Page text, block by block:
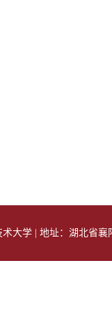
大学 | 地址：湖北省